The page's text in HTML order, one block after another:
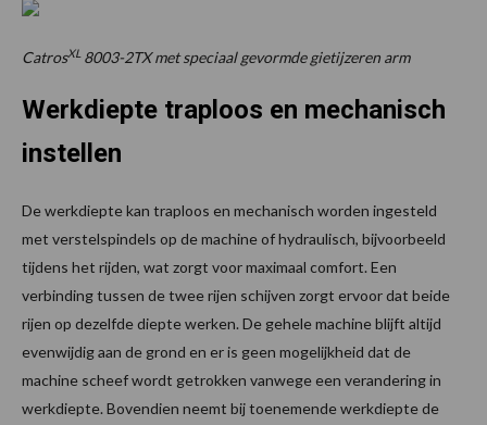
CatrosXL8003-2TX met speciaal gevormde gietijzeren arm
Werkdiepte traploos en mechanisch
instellen
De werkdiepte kan traploos en mechanisch worden ingesteld
met verstelspindels op de machine of hydraulisch, bijvoorbeeld
tijdens het rijden, wat zorgt voor maximaal comfort. Een
verbinding tussen de twee rijen schijven zorgt ervoor dat beide
rijen op dezelfde diepte werken. De gehele machine blijft altijd
evenwijdig aan de grond en er is geen mogelijkheid dat de
machine scheef wordt getrokken vanwege een verandering in
werkdiepte. Bovendien neemt bij toenemende werkdiepte de